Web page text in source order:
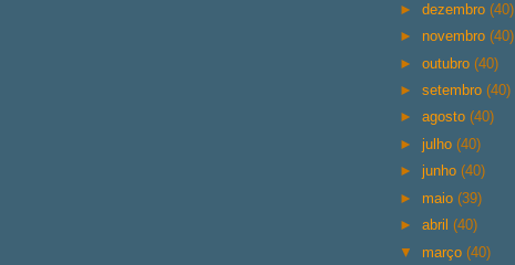
►dezembro(40)
► novembro(40)
►outubro(40)
►setembro(40)
►agosto(40)
►julho(40)
►junho(40)
► maio(39)
►abril(40)
▼ março(40)